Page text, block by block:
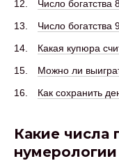
Число богатства
Число богатства
Какая купюра
Можно ли
Как сохранить
Какие числа
нумерологии